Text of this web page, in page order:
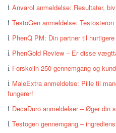
Anvarol anmeldelse: Resultater,
TestoGen anmeldelse:
PhenQ PM: Din partner til
PhenGold Review – Er disse
Forskolin 250 gennemgang og
MaleExtra anmeldelse: Pille til
fungerer!
DecaDuro anmeldelser – Øger din
Testogen gennemgang –